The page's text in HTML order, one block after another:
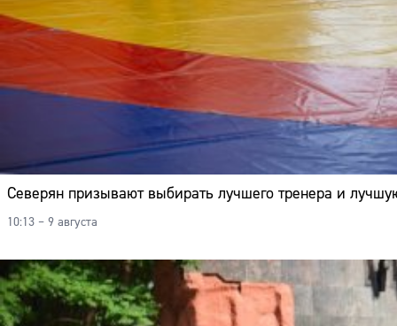
Северян призывают выбирать лучшего тренера и
10:13 – 9 августа